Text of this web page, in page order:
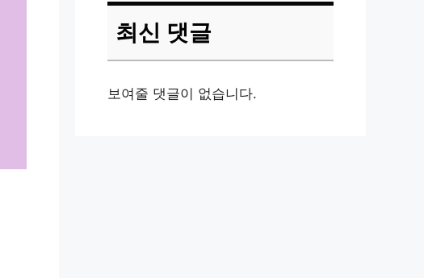
최신 댓글
보여줄 댓글이 없습니다.